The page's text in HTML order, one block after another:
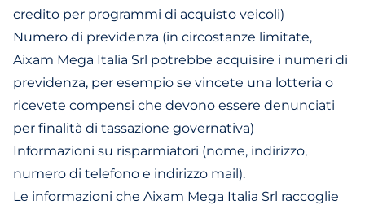
credito per programmi di acquisto veicoli)
Numero di previdenza (in circostanze limitate,
Aixam Mega Italia Srl potrebbe acquisire i numeri di
previdenza, per esempio se vincete una lotteria o
ricevete compensi che devono essere denunciati
per finalità di tassazione governativa)
Informazioni su risparmiatori (nome, indirizzo,
numero di telefono e indirizzo mail).
Le informazioni che Aixam Mega Italia Srl raccoglie